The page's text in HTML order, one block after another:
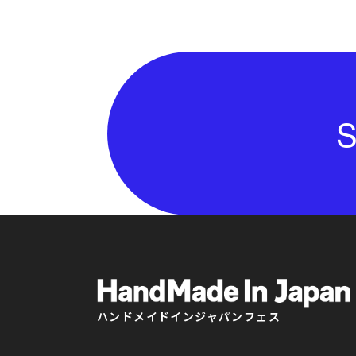
ハンドメイドインジャパンフェス